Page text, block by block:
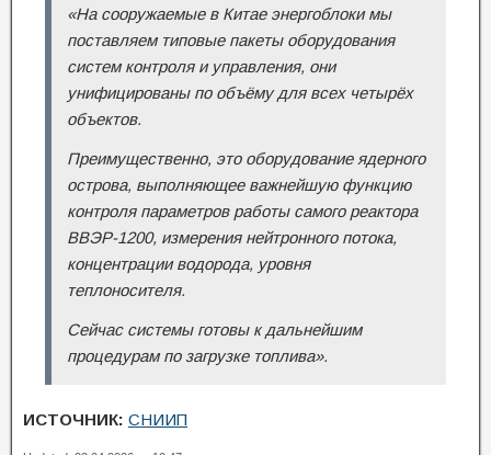
«На сооружаемые в Китае энергоблоки мы
поставляем типовые пакеты оборудования
систем контроля и управления, они
унифицированы по объёму для всех четырёх
объектов.
Преимущественно, это оборудование ядерного
острова, выполняющее важнейшую функцию
контроля параметров работы самого реактора
ВВЭР-1200, измерения нейтронного потока,
концентрации водорода, уровня
теплоносителя.
Сейчас системы готовы к дальнейшим
процедурам по загрузке топлива».
ИСТОЧНИК: СНИИП